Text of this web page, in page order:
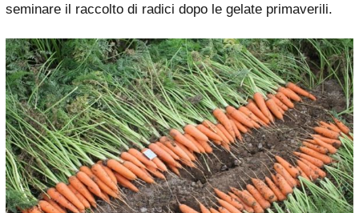
seminare il raccolto di radici dopo le gelate primaverili.